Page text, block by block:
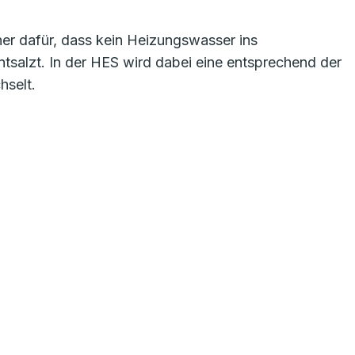
dafür, dass kein Heizungswasser ins
In der HES wird dabei eine entsprechend der